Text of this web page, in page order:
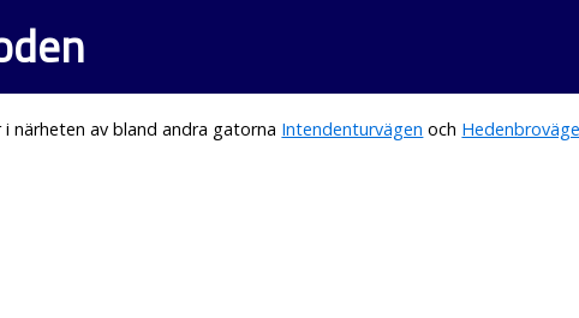
närheten av bland andra gatorna Intendenturvägen och